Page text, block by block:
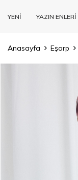
YENİ YAZIN ENLERİ
Anasayfa Eşarp